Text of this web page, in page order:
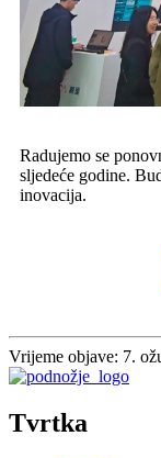
Radujemo se
sljedeće godine.
inovacija.
Vrijeme objave: 7.
Tvrtka